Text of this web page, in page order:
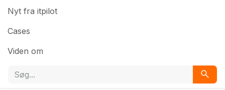
Nyt fra itpilot
Cases
Viden om